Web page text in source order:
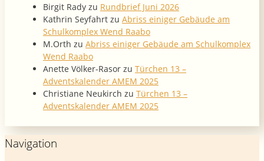
Birgit Rady zu Rundbrief Juni 2026
Kathrin Seyfahrt zu Abriss einiger Gebäude am
Schulkomplex Wend Raabo
M.Orth zu Abriss einiger Gebäude am Schulkomplex
Wend Raabo
Anette Völker-Rasor zu Türchen 13 –
Adventskalender AMEM 2025
Christiane Neukirch zu Türchen 13 –
Adventskalender AMEM 2025
Navigation